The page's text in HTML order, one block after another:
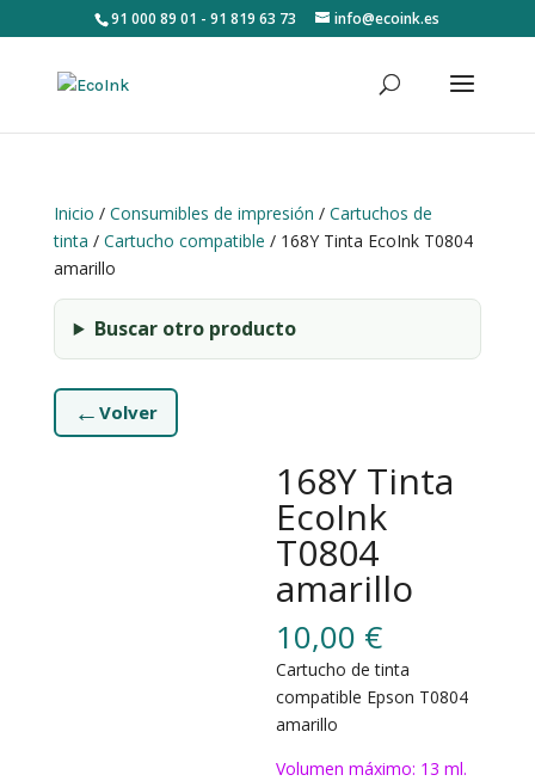
91 000 89 01 - 91 819 63 73 info@ecoink.es
Inicio / Consumibles de impresión / Cartuchos de
tinta / Cartucho compatible / 168Y Tinta EcoInk T0804
amarillo
Buscar otro producto
← Volver
168Y Tinta
EcoInk
T0804
amarillo
10,00 €
Cartucho de tinta
compatible Epson T0804
amarillo
Volumen máximo: 13 ml.